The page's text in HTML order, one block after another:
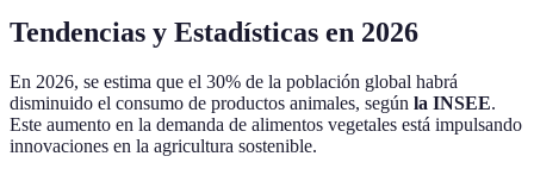
Tendencias y Estadísticas en 2026
En 2026, se estima que el 30% de la población global habrá
disminuido el consumo de productos animales, según la INSEE.
Este aumento en la demanda de alimentos vegetales está impulsando
innovaciones en la agricultura sostenible.